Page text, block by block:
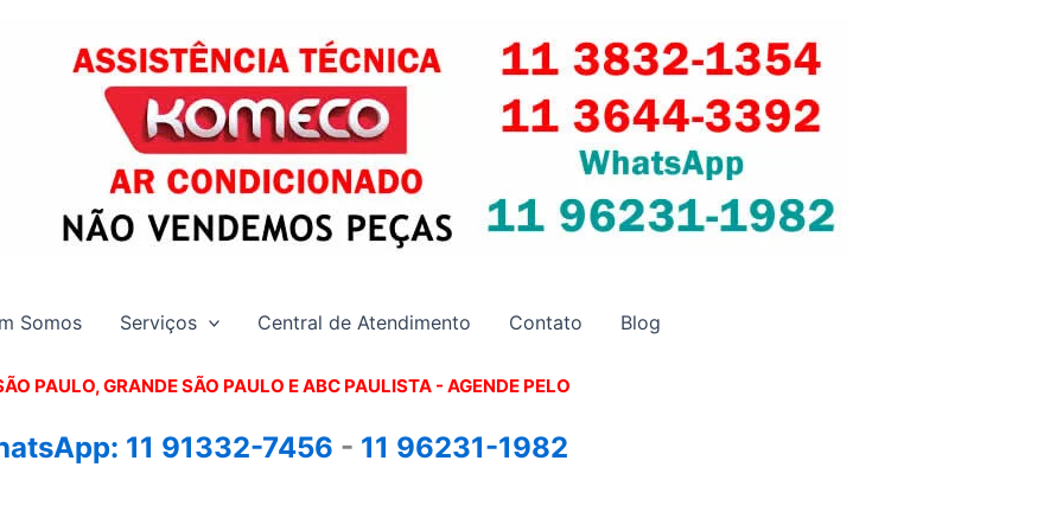
Somos Serviços Central de Atendimento Contato Blog
PAULO, GRANDE SÃO PAULO E ABC PAULISTA - AGENDE PELO
11 91332-7456 - 11 96231-1982